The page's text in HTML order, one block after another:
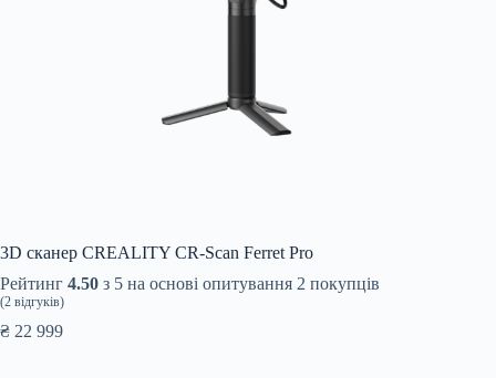
3D сканер CREALITY CR-Scan Ferret Pro
Рейтинг 4.50 з 5 на основі опитування 2 покупців
(2 відгуків)
₴ 22 999